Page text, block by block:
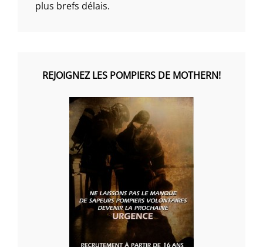
plus brefs délais.
REJOIGNEZ LES POMPIERS DE MOTHERN!